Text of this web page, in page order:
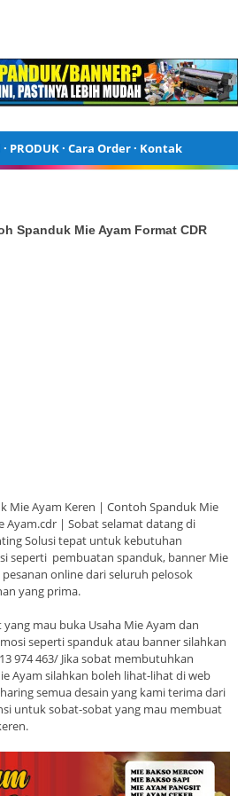
· PRODUK· Cara Order· Kontak
Spanduk Mie Ayam Format CDR
Mie Ayam Keren | Contoh Spanduk Mie
Ayam.cdr | Sobat selamat datang di
Solusi tepat untuk kebutuhan
seperti pembuatan spanduk, banner Mie
online dari seluruh pelosok
yang prima.
mau buka Usaha Mie Ayam dan
seperti spanduk atau banner silahkan
974 463/ Jika sobat membutuhkan
Ayam silahkan boleh lihat-lihat di web
semua desain yang kami terima dari
untuk sobat-sobat yang mau membuat